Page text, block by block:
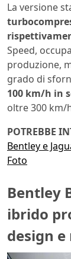
La versione
Speed,
produzione,
grado di
100 km/h in
oltre 300 km/
POTREBBE
Bentley e
Foto
Bentley
ibrido
design